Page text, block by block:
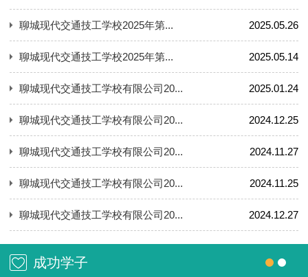
2025.05.26
聊城现代交通技工学校2025年第...
2025.05.14
聊城现代交通技工学校2025年第...
2025.01.24
聊城现代交通技工学校有限公司20...
2024.12.25
聊城现代交通技工学校有限公司20...
2024.11.27
聊城现代交通技工学校有限公司20...
2024.11.25
聊城现代交通技工学校有限公司20...
2024.12.27
聊城现代交通技工学校有限公司20...
成功学子